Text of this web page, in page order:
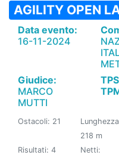
AGILITY OPEN
Data evento:
16-11-2024
Giudice:
MARCO
MUTTI
Ostacoli: 21
218 m
Risultati: 4
Netti: